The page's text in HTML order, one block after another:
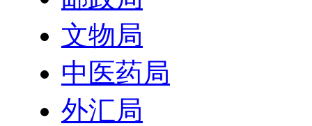
文物局
中医药局
外汇局